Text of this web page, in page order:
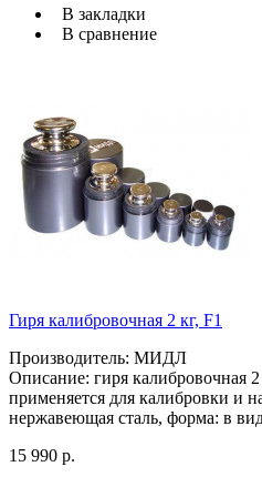
В закладки
В сравнение
Гиря калибровочная 2 кг, F1
Производитель: МИДЛ
Описание: гиря калибровочная 2
применяется для калибровки и
нержавеющая сталь, форма: в
15 990 р.